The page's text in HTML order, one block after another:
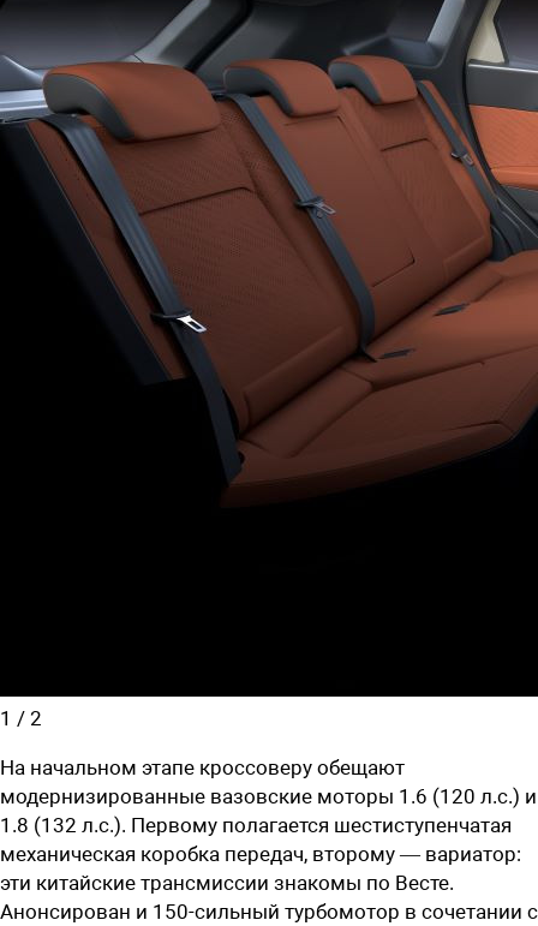
1 / 2
На начальном этапе кроссоверу обещают
модернизированные вазовские моторы 1.6 (120 л.с.) и
1.8 (132 л.с.). Первому полагается шестиступенчатая
механическая коробка передач, второму — вариатор:
эти китайские трансмиссии знакомы по Весте.
Анонсирован и 150-сильный турбомотор в сочетании с